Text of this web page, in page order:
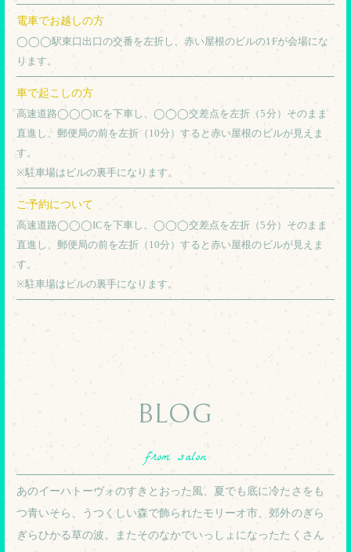
電車でお越しの方
◯◯◯駅東口出口の交番を左折し、赤い屋根のビルの1Fが会場にな
ります。
車で起こしの方
高速道路◯◯◯ICを下車し、◯◯◯交差点を左折（5分）そのまま
直進し、郵便局の前を左折（10分）すると赤い屋根のビルが見えま
す。
※駐車場はビルの裏手になります。
ご予約について
高速道路◯◯◯ICを下車し、◯◯◯交差点を左折（5分）そのまま
直進し、郵便局の前を左折（10分）すると赤い屋根のビルが見えま
す。
※駐車場はビルの裏手になります。
BLOG
from salon
あのイーハトーヴォのすきとおった風、夏でも底に冷たさをも
つ青いそら、うつくしい森で飾られたモリーオ市、郊外のぎら
ぎらひかる草の波。またそのなかでいっしょになったたくさん